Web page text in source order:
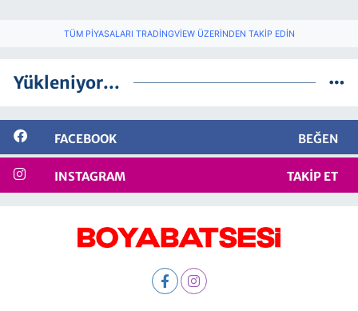
TÜM PIYASALARI TRADINGVIEW ÜZERINDEN TAKIP EDIN
Yükleniyor...
FACEBOOK BEĞEN
INSTAGRAM TAKIP ET